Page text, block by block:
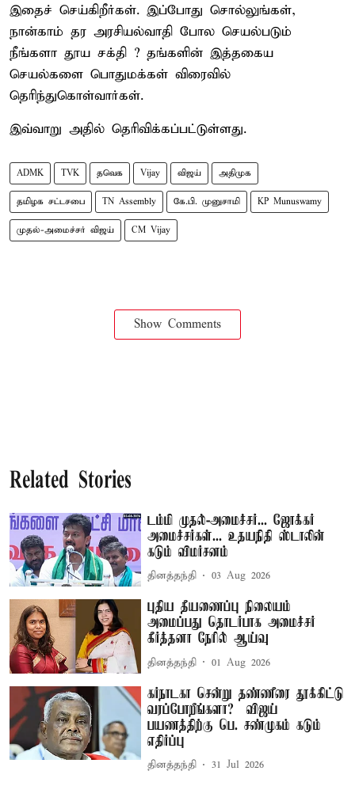
இதைச் செய்கிறீர்கள். இப்போது சொல்லுங்கள்,
நான்காம் தர அரசியல்வாதி போல செயல்படும்
நீங்களா தூய சக்தி ? தங்களின் இத்தகைய
செயல்களை பொதுமக்கள் விரைவில்
தெரிந்துகொள்வார்கள்.
இவ்வாறு அதில் தெரிவிக்கப்பட்டுள்ளது.
ADMK TVK தவெக Vijay விஜய் அதிமுக
தமிழக சட்டசபை TN Assembly கே.பி. முனுசாமி KP Munuswamy
முதல்-அமைச்சர் விஜய் CM Vijay
Show Comments
Related Stories
டம்மி முதல்-அமைச்சர்... ஜோக்கர்
அமைச்சர்கள்... உதயநிதி ஸ்டாலின்
கடும் விமர்சனம்
தினத்தந்தி 03 Aug 2026
புதிய தீயணைப்பு நிலையம்
அமைப்பது தொடர்பாக அமைச்சர்
கீர்த்தனா நேரில் ஆய்வு
தினத்தந்தி 01 Aug 2026
கர்நாடகா சென்று தண்ணீரை தூக்கிட்டு
வரப்போறீங்களா? – விஜய்
பயணத்திற்கு பெ. சண்முகம் கடும்
எதிர்ப்பு
தினத்தந்தி 31 Jul 2026